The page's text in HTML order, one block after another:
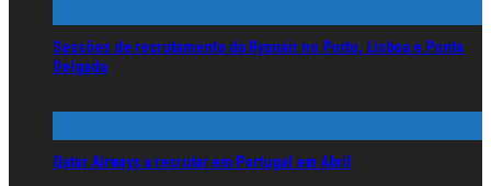
Sessões de recrutamento da Ryanair no Porto, Lisboa e Ponta
Delgada
Qatar Airways a recrutar em Portugal em Abril